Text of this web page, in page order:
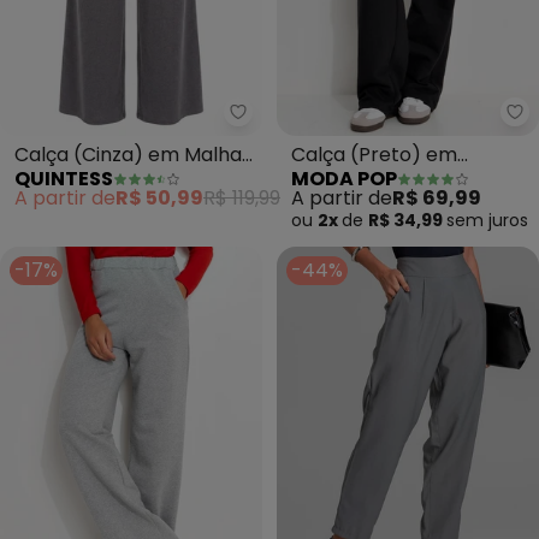
Quintess - Calça (Cinza) em
Calça (Cinza) em Malha
Tricô
QUINTESS
A partir deR$ 50,99R$ 119,99
Calça (Preto) em
Moletom
MODA POP
A partir deR$ 69,99
ou 2x de R$ 34,99 sem juros
-17% -44%